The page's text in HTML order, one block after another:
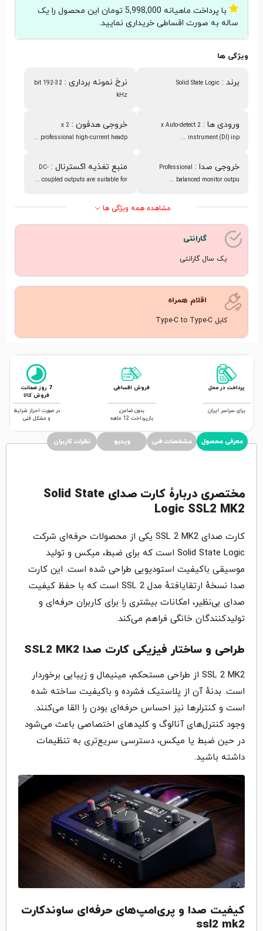
با پرداخت ماهیانه 5,998,000 تومان این محصول را یک
ساله به صورت اقساطی خریداری نمایید.
ویژگی ها
برند :
Solid State Logic نرخ نمونه برداری :
32-bit 192
kHz
ورودی ها :
2 x Auto-detect
instrument (DI) inp ...
خروجی هدفون :
2 x
professional high-current headp ...
خروجی صدا :
Professional
balanced monitor outpu ...
منبع تغذیه اکسترنال :
DC-
coupled outputs are suitable for ...
مشاهده همه ویژگی ها
گارانتی
یک سال گارانتی
اقلام همراه
کابل Type-C to Type-C
پرداخت در محل
برای سراسر ایران
فروش اقساطی
بدون ضامن,
بازپرداخت 12 ماهه
7 روز ضمانت
فروش کالا
در صورت احراز شرایط
و مشکل فنی
معرفی محصول مشخصات فنی ویدیو نظرات کاربران
مختصری دربارهٔ کارت صدای Solid State
Logic SSL2 MK2
کارت صدای SSL 2 MK2 یکی از محصولات حرفه‌ای شرکت
Solid State Logic است که برای ضبط، میکس و تولید
موسیقی باکیفیت استودیویی طراحی شده است. این کارت
صدا نسخهٔ ارتقایافتهٔ مدل SSL 2 است که با حفظ کیفیت
صدای بی‌نظیر، امکانات بیشتری را برای کاربران حرفه‌ای و
تولیدکنندگان خانگی فراهم می‌کند.
طراحی و ساختار فیزیکی کارت صدا SSL2 MK2
SSL 2 MK2 از طراحی مستحکم، مینیمال و زیبایی برخوردار
است. بدنهٔ آن از پلاستیک فشرده و باکیفیت ساخته شده
است و کنترلرها نیز احساس حرفه‌ای بودن را القا می‌کنند.
وجود کنترل‌های آنالوگ و کلیدهای اختصاصی باعث می‌شود
در حین ضبط یا میکس، دسترسی سریع‌تری به تنظیمات
داشته باشید.
کیفیت صدا و پری‌امپ‌های حرفه‌ای ساوندکارت
ssl2 mk2